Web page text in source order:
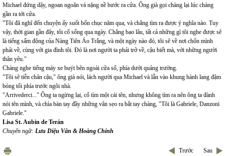
Michael đứng dậy, ngoan ngoãn và nặng nề bước ra cửa. Ông già gọi chàng lại lúc chàng
gần ra tới cửa.
"Tôi đã nghĩ đến chuyện ấy suốt bốn chục năm qua, và chẳng tìm ra được ý nghĩa nào. Tuy
vậy, thời gian gần đây, tôi cố sống qua ngày. Chẳng bao lâu, tất cả những gì tôi nghe được sẽ
là tiếng sấm động của Nàng Tiên Áo Trắng, và một ngày nào đó, tôi sẽ về nơi chốn mình
phải về, cùng với gia đình tôi. Đó là nơi người ta phải trở về, cậu biết mà, với những người
thân yêu."
Chàng nghe tiếng máy xe buýt bên ngoài cửa sổ, phía dưới quảng trường.
"Tôi sẽ tiễn chân cậu," ông già nói, lách người qua Michael và lẫn vào khung hành lang đậm
bóng tối phía trước ngôi nhà.
"Arrivederci..." Ông ta ngừng lại, cố tìm một cái tên, nhưng không tìm ra nên ông ta đành
nói tên mình, và chìa bàn tay đầy những vân sẹo ra bắt tay chàng, "Tôi là Gabriele, Danzoni
Gabriele."
Lisa St. Aubin de Terán
Chuyển ngữ: Lưu Diệu Vân & Hoàng Chính
Trước Sau